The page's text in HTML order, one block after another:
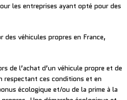
les entreprises ayant opté pour des
véhicules propres en France,
de l’achat d’un véhicule propre et de
respectant ces conditions et en
écologique et/ou de la prime à la